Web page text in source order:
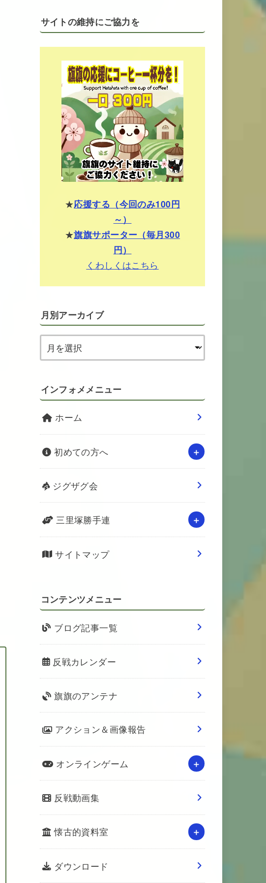
サイトの維持にご協力を
★応援する（今回のみ100円
～）
★旗旗サポーター（毎月300
円）
くわしくはこちら
月別アーカイブ
インフォメメニュー
ホーム
初めての方へ
ジグザグ会
三里塚勝手連
サイトマップ
コンテンツメニュー
ブログ記事一覧
反戦カレンダー
旗旗のアンテナ
アクション＆画像報告
オンラインゲーム
反戦動画集
懐古的資料室
ダウンロード